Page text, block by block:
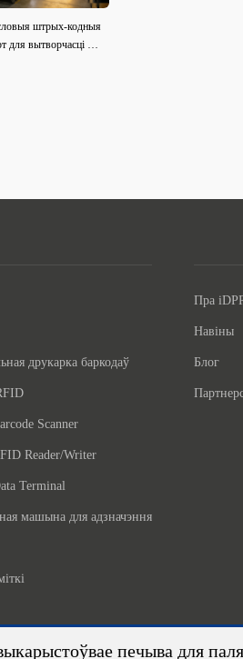
штрых-кодныя
для вытворчасці адз
печыва для
друкарка баркодаў
Scanner
Reader/Writer
Terminal
машына для адзначэння
Пра
Навіны
Блог